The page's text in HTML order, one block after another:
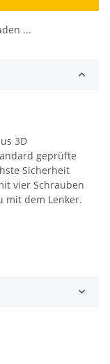
...
3D
geprüfte
Sicherheit
vier Schrauben
mit dem Lenker.